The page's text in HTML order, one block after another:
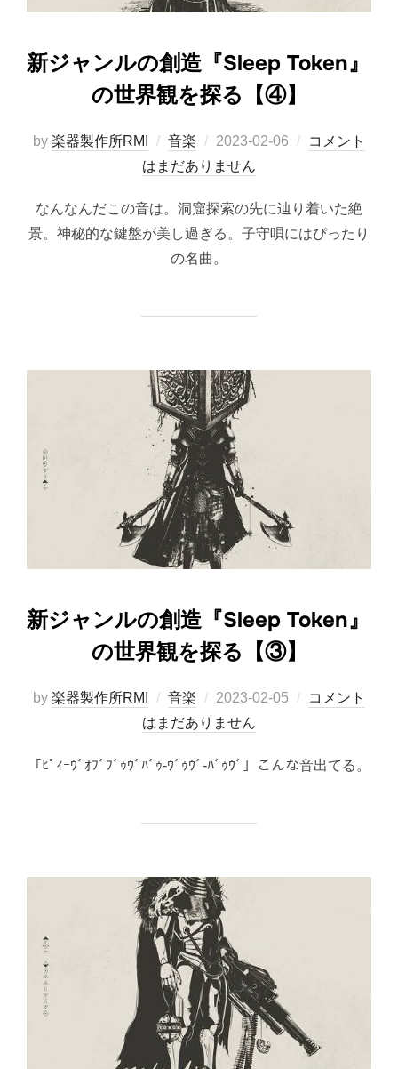
新ジャンルの創造『Sleep Token』
の世界観を探る【④】
by 楽器製作所RMI 音楽
投
稿
2023-02-06
コメント
はまだありません
なんなんだこの音は。洞窟探索の先に辿り着いた絶
景。神秘的な鍵盤が美し過ぎる。子守唄にはぴったり
の名曲。
新ジャンルの創造『Sleep Token』
の世界観を探る【③】
by 楽器製作所RMI 音楽
投
稿
2023-02-05
コメント
はまだありません
「ﾋﾟｨｰｳﾞｵﾌﾞﾌﾞｩｳﾞﾊﾞｩ-ｳﾞｩｳﾞ-ﾊﾞｩｳﾞ」こんな音出てる。